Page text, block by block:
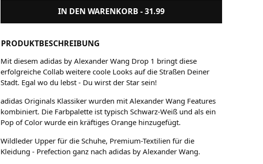
IN DEN WARENKORB -31.99
PRODUKTBESCHREIBUNG
Mit diesem adidas by Alexander Wang Drop 1 bringt diese
erfolgreiche Collab weitere coole Looks auf die Straßen Deiner
Stadt. Egal wo du lebst - Du wirst der Star sein!
adidas Originals Klassiker wurden mit Alexander Wang Features
kombiniert. Die Farbpalette ist typisch Schwarz-Weiß und als ein
Pop of Color wurde ein kräftiges Orange hinzugefügt.
Wildleder Upper für die Schuhe, Premium-Textilien für die
Kleidung - Prefection ganz nach adidas by Alexander Wang.